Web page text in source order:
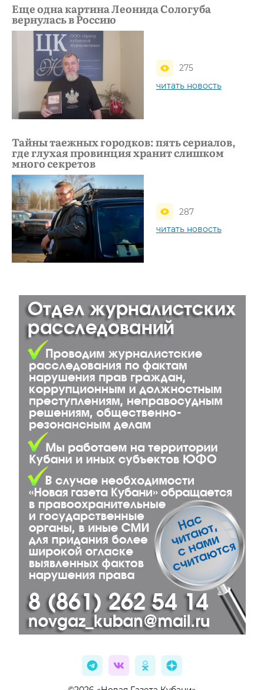
Еще одна картина Леонида Сологуба
вернулась в Россию
275
читать новость
Тайны таежных городков: пять сериалов,
где глухая провинция хранит слишком
много секретов
287
читать новость